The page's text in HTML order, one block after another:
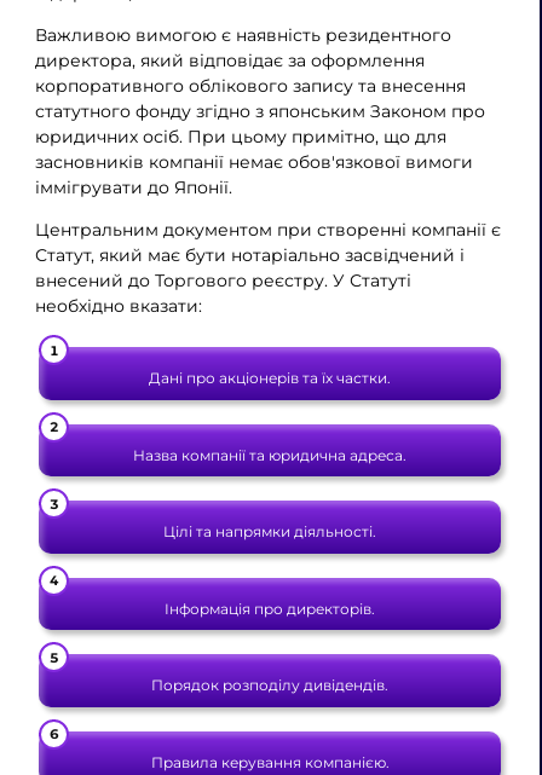
Важливою вимогою є наявність резидентного
директора, який відповідає за оформлення
корпоративного облікового запису та внесення
статутного фонду згідно з японським Законом про
юридичних осіб. При цьому примітно, що для
засновників компанії немає обов'язкової вимоги
іммігрувати до Японії.
Центральним документом при створенні компанії є
Статут, який має бути нотаріально засвідчений і
внесений до Торгового реєстру. У Статуті
необхідно вказати:
Дані про акціонерів та їх частки.
Назва компанії та юридична адреса.
Цілі та напрямки діяльності.
Інформація про директорів.
Порядок розподілу дивідендів.
Правила керування компанією.